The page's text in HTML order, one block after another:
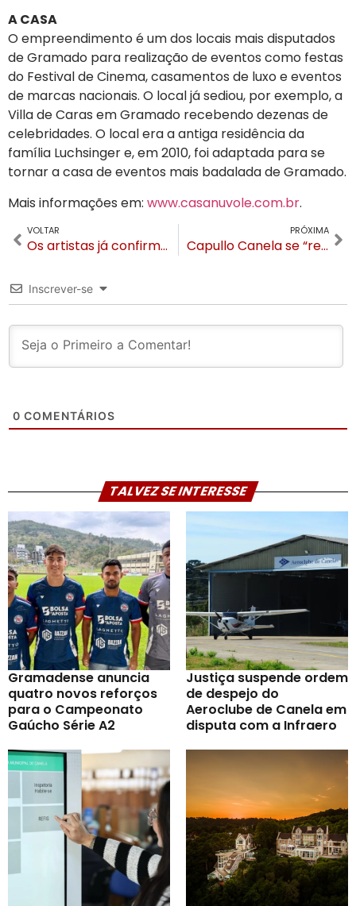
A CASA
O empreendimento é um dos locais mais disputados
de Gramado para realização de eventos como festas
do Festival de Cinema, casamentos de luxo e eventos
de marcas nacionais. O local já sediou, por exemplo, a
Villa de Caras em Gramado recebendo dezenas de
celebridades. O local era a antiga residência da
família Luchsinger e, em 2010, foi adaptada para se
tornar a casa de eventos mais badalada de Gramado.
Mais informações em: www.casanuvole.com.br.
VOLTAR
Os artistas já confirmados no tapete vermelho do Festival de Cinema de Gramado 2022
PRÓXIMA
Capullo Canela se “revela” sob comando da chef Roberta Rech, Fernando Schima e Felipe Tomasi
Inscrever-se
0 COMENTÁRIOS
TALVEZ SE INTERESSE
Gramadense anuncia
quatro novos reforços
para o Campeonato
Gaúcho Série A2
Justiça suspende ordem
de despejo do
Aeroclube de Canela em
disputa com a Infraero